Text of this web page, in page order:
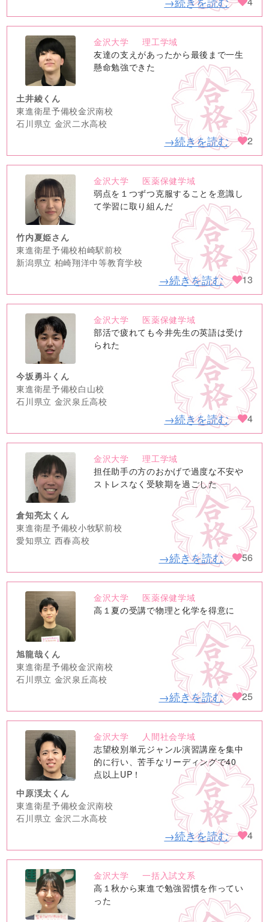
no
image
金沢大学
理工学域
友達の支えがあったから最後まで一生
懸命勉強できた
土井綾くん
東進衛星予備校金沢南校
石川県立 金沢二水高校
→続きを読む 2
no
image
金沢大学
医薬保健学域
弱点を１つずつ克服することを意識し
て学習に取り組んだ
竹内夏姫さん
東進衛星予備校柏崎駅前校
新潟県立 柏崎翔洋中等教育学校
→続きを読む 13
no
image
金沢大学
医薬保健学域
部活で疲れても今井先生の英語は受け
られた
今坂勇斗くん
東進衛星予備校白山校
石川県立 金沢泉丘高校
→続きを読む 4
no
image
金沢大学
理工学域
担任助手の方のおかげで過度な不安や
ストレスなく受験期を過ごした
倉知亮太くん
東進衛星予備校小牧駅前校
愛知県立 西春高校
→続きを読む 56
no
image
金沢大学
医薬保健学域
高１夏の受講で物理と化学を得意に
旭龍哉くん
東進衛星予備校金沢南校
石川県立 金沢泉丘高校
→続きを読む 25
no
image
金沢大学
人間社会学域
志望校別単元ジャンル演習講座を集中
的に行い、苦手なリーディングで40
点以上UP！
中原渓太くん
東進衛星予備校金沢南校
石川県立 金沢二水高校
→続きを読む 4
no
image
金沢大学
一括入試文系
高１秋から東進で勉強習慣を作ってい
った